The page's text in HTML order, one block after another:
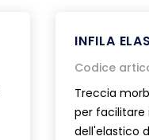
INFILA
Codice
Treccia
per facilitare
dell'elastico